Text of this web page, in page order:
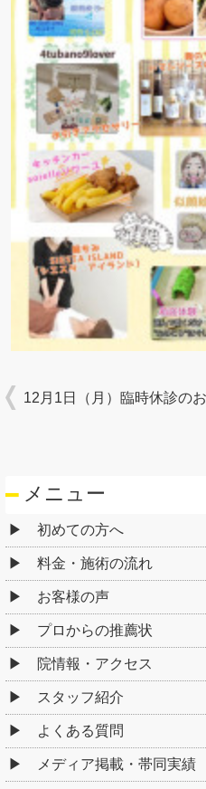
12月1日（月）臨時休診の
メニュー
初めての方へ
料金・施術の流れ
お客様の声
プロからの推薦状
院情報・アクセス
スタッフ紹介
よくある質問
メディア掲載・帯同実績